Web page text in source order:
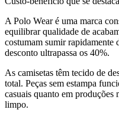
A Polo Wear é uma marca
equilibrar qualidade de
costumam sumir rapidamente
desconto ultrapassa os 40%.
As camisetas têm tecido de
total. Peças sem estampa
casuais quanto em produções
limpo.